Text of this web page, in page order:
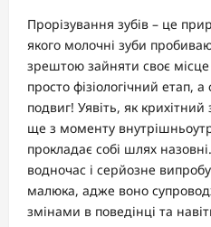
Прорізування зубів – це
якого молочні зуби
зрештою зайняти своє
просто фізіологічний етап,
подвиг! Уявіть, як
ще з моменту
прокладає собі шлях
водночас і серйозне
малюка, адже воно
змінами в поведінці та